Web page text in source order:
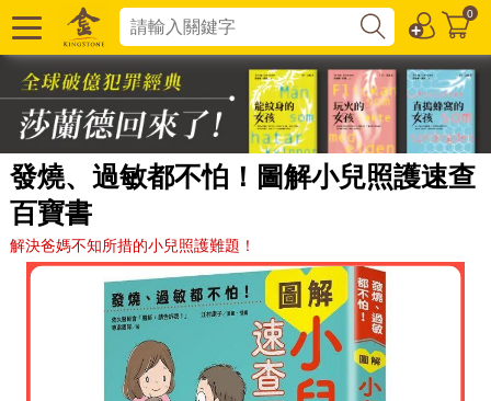
0
發燒、過敏都不怕！圖解小兒照護速查
百寶書
解決爸媽不知所措的小兒照護難題！